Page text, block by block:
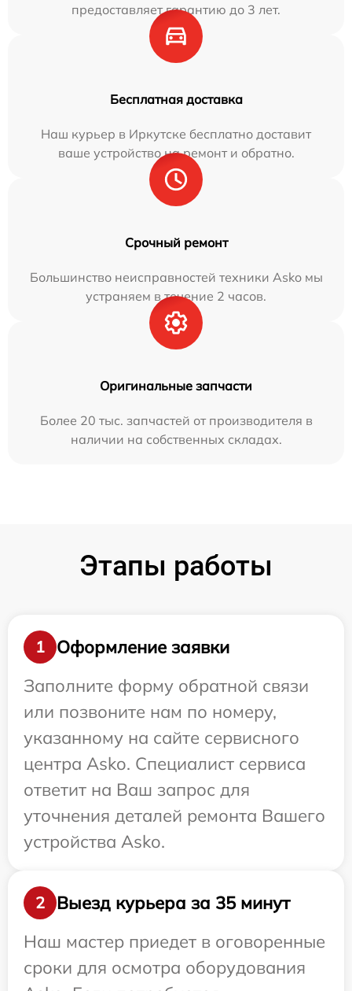
предоставляет гарантию до 3 лет.
Бесплатная доставка
Наш курьер в Иркутске бесплатно доставит
ваше устройство на ремонт и обратно.
Срочный ремонт
Большинство неисправностей техники Asko мы
устраняем в течение 2 часов.
Оригинальные запчасти
Более 20 тыс. запчастей от производителя в
наличии на собственных складах.
Этапы работы
1
Оформление заявки
Заполните форму обратной связи
или позвоните нам по номеру,
указанному на сайте сервисного
центра Asko. Специалист сервиса
ответит на Ваш запрос для
уточнения деталей ремонта Вашего
устройства Asko.
2
Выезд курьера за 35 минут
Наш мастер приедет в оговоренные
сроки для осмотра оборудования